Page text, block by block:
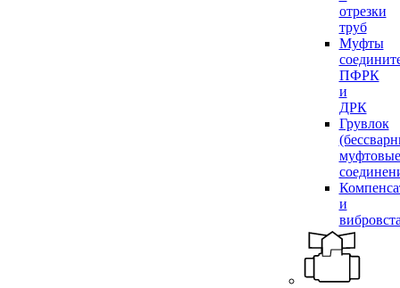
отрезки
труб
Муфты
ПФРК
и
ДРК
Грувлок
муфтовые
и